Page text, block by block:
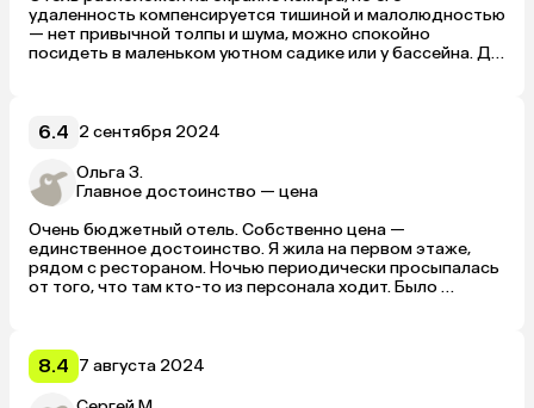
удаленность компенсируется тишиной и малолюдностью
— нет привычной толпы и шума, можно спокойно
посидеть в маленьком уютном садике или у бассейна. До
кресел. В моём номере всё было исправно, если не
свет, сантехника и даже защёлка балконной двери
работало как надо. Минус — нет холодильника. Убирают
номера примерно раз в 2–3 дня, в целом в отеле чисто.
Питание скромное. На завтрак — шведский стол без
изысков: 2–3 вида сыра, колбасы, оливок, огурцы,
помидоры, варёные яйца, слоёный пирожок, омлет или
жареные сосиски. Обед и ужин приносят каждому гостю
отдельно — суп, салат из свежих овощей, жареные
наггетсы и какие-то тушёные кебабы. Порции очень
большие, но разнообразия в меню не ждите. Данный
отель могу рекомендовать любителям тишины и лёгким
6.4 2 сентября 2024
Ольга З.
Главное достоинство — цена
Очень бюджетный отель. Собственно цена —
единственное достоинство. Я жила на первом этаже,
рядом с рестораном. Ночью периодически просыпалась
от того, что там кто-то из персонала ходит. Было
кровать.
8.4 7 августа 2024